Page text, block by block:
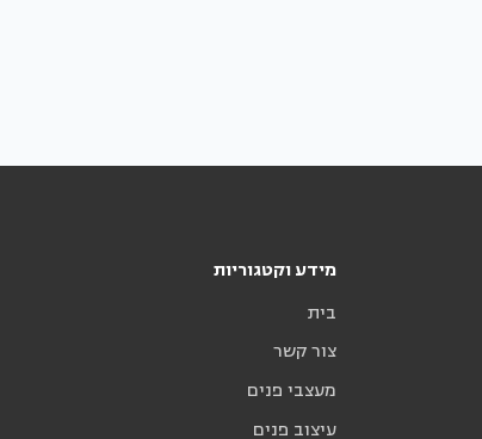
מידע וקטגוריות
בית
צור קשר
מעצבי פנים
עיצוב פנים